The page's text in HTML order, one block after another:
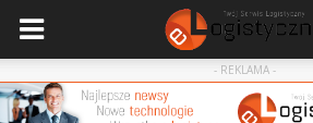
- REKLAMA -